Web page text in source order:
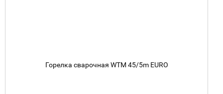
Горелка сварочная WTM 45/5m EURO